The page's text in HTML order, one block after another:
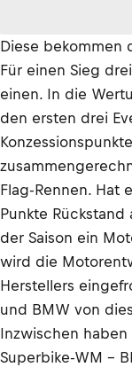
Diese bekommen
Für einen Sieg
einen. In die
den ersten drei
Flag-Rennen. Hat
Punkte
der Saison ein
wird die
Herstellers
und BMW von
Inzwischen
Superbike-WM –